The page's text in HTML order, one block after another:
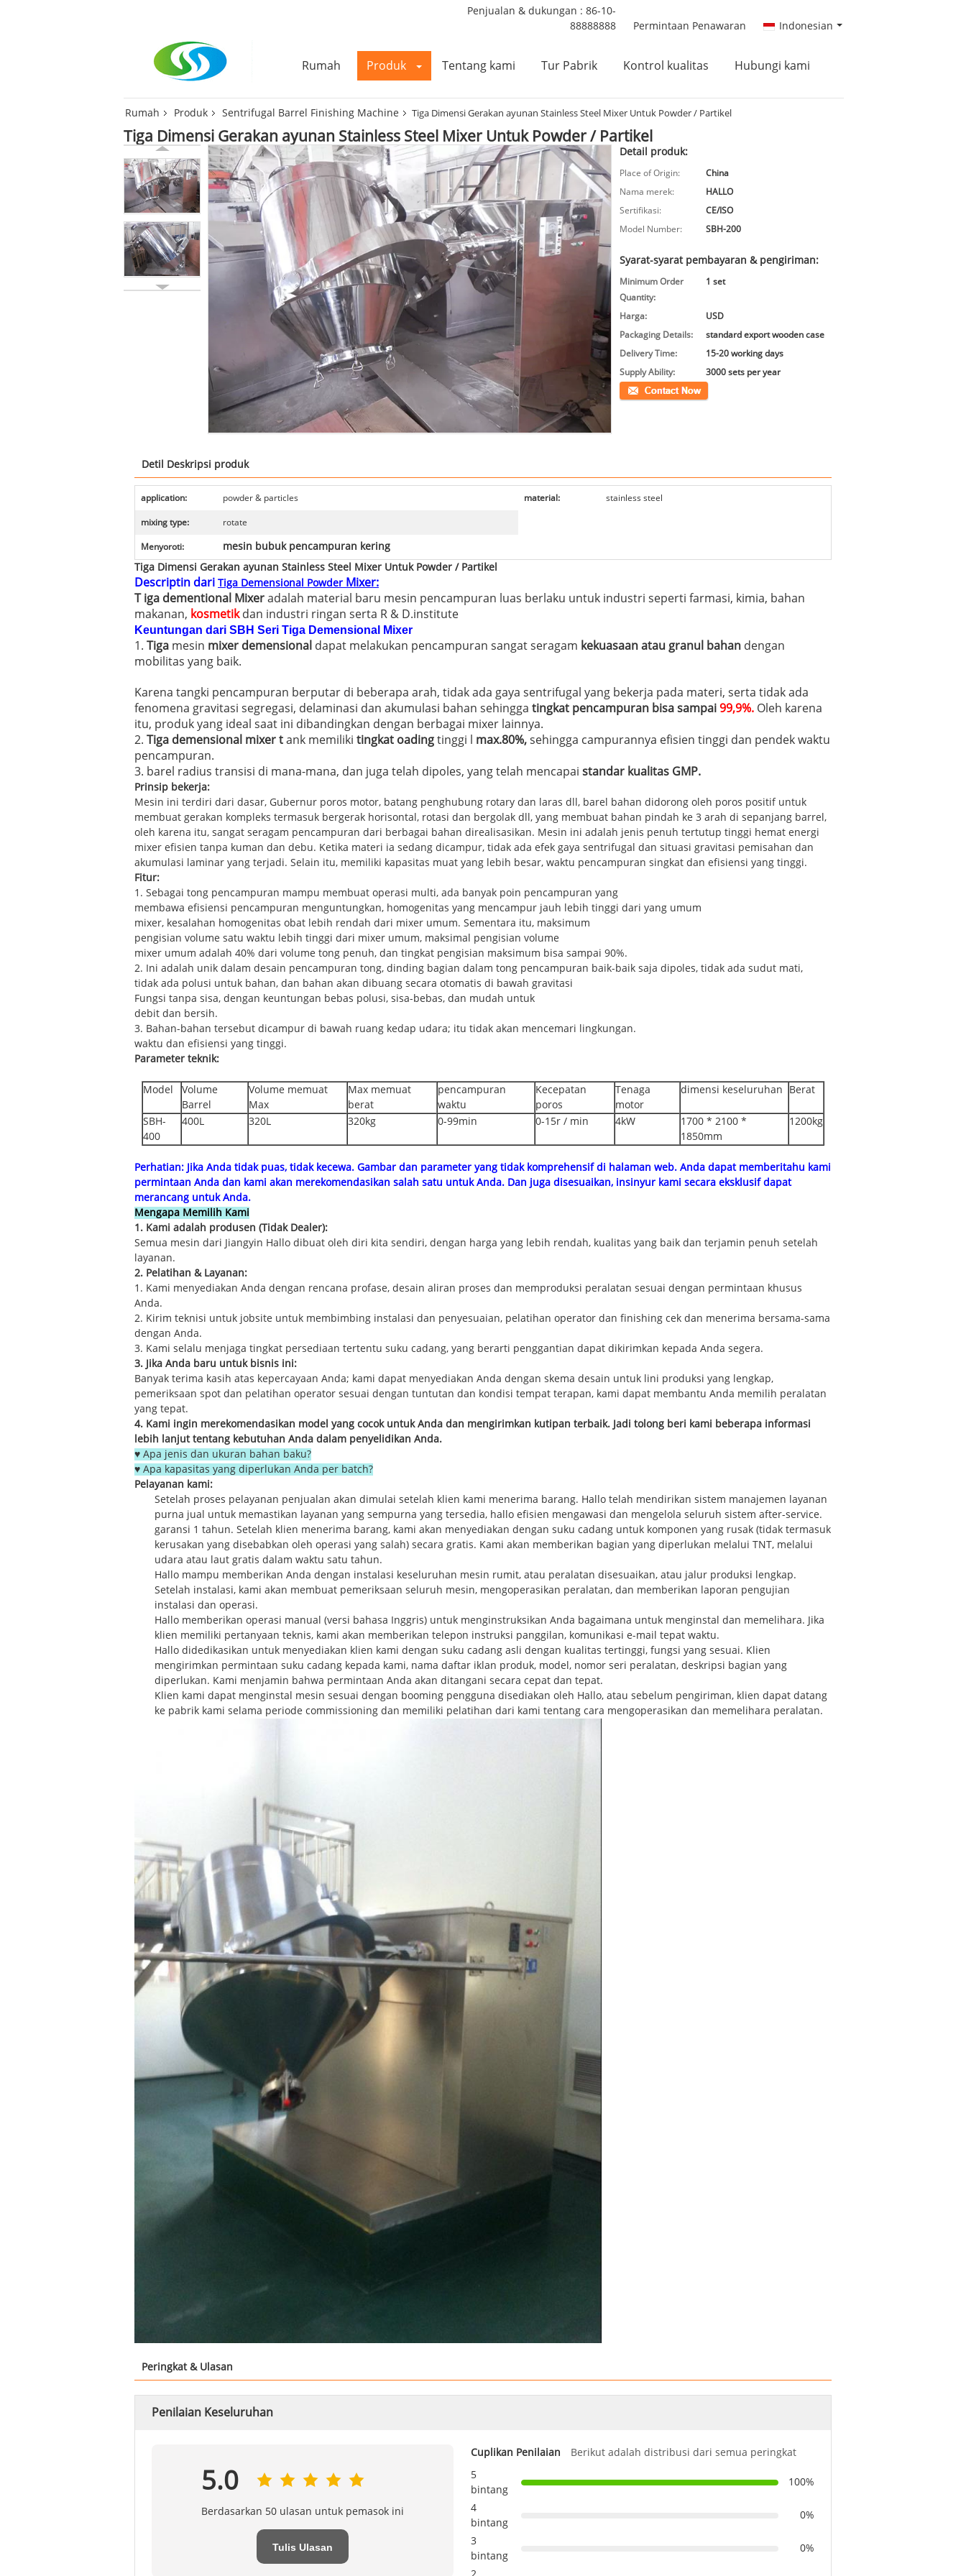
Penjualan & dukungan : 86-10-
88888888
Permintaan Penawaran Indonesian
Rumah Produk Tentang kami Tur Pabrik Kontrol kualitas Hubungi kami
Rumah Produk Sentrifugal Barrel Finishing Machine Tiga Dimensi Gerakan ayunan Stainless Steel Mixer Untuk Powder / Partikel
Tiga Dimensi Gerakan ayunan Stainless Steel Mixer Untuk Powder / Partikel
Detail produk:
Place of Origin:
China
Nama merek:
HALLO
Sertifikasi:
CE/ISO
Model Number:
SBH-200
Syarat-syarat pembayaran & pengiriman:
Minimum Order
Quantity:
1 set
Harga:
USD
Packaging Details:
standard export wooden case
Delivery Time:
15-20 working days
Supply Ability:
3000 sets per year
Kontak
Detil Deskripsi produk
application: powder & particles material: stainless steel
mixing type: rotate
Menyoroti:
mesin bubuk pencampuran kering
Tiga Dimensi Gerakan ayunan Stainless Steel Mixer Untuk Powder / Partikel
Descriptin dari Tiga Demensional Powder Mixer:
T iga dementional Mixer adalah material baru mesin pencampuran luas berlaku untuk industri seperti farmasi, kimia, bahan
makanan, kosmetikdan industri ringan serta R & D.institute
Keuntungan dari SBH Seri Tiga Demensional Mixer
1. Tiga mesin mixer demensional dapat melakukan pencampuran sangat seragam kekuasaan atau granul bahan dengan
mobilitas yang baik.
Karena tangki pencampuran berputar di beberapa arah, tidak ada gaya sentrifugal yang bekerja pada materi, serta tidak ada
fenomena gravitasi segregasi, delaminasi dan akumulasi bahan sehingga tingkat pencampuran bisa sampai 99,9%. Oleh karena
itu, produk yang ideal saat ini dibandingkan dengan berbagai mixer lainnya.
2. Tiga demensional mixer t ank memiliki tingkat oading tinggi l max.80%, sehingga campurannya efisien tinggi dan pendek waktu
pencampuran.
3. barel radius transisi di mana-mana, dan juga telah dipoles, yang telah mencapai standar kualitas GMP.
Prinsip bekerja:
Mesin ini terdiri dari dasar, Gubernur poros motor, batang penghubung rotary dan laras dll, barel bahan didorong oleh poros positif untuk
membuat gerakan kompleks termasuk bergerak horisontal, rotasi dan bergolak dll, yang membuat bahan pindah ke 3 arah di sepanjang barrel,
oleh karena itu, sangat seragam pencampuran dari berbagai bahan direalisasikan. Mesin ini adalah jenis penuh tertutup tinggi hemat energi
mixer efisien tanpa kuman dan debu. Ketika materi ia sedang dicampur, tidak ada efek gaya sentrifugal dan situasi gravitasi pemisahan dan
akumulasi laminar yang terjadi. Selain itu, memiliki kapasitas muat yang lebih besar, waktu pencampuran singkat dan efisiensi yang tinggi.
Fitur:
1. Sebagai tong pencampuran mampu membuat operasi multi, ada banyak poin pencampuran yang
membawa efisiensi pencampuran menguntungkan, homogenitas yang mencampur jauh lebih tinggi dari yang umum
mixer, kesalahan homogenitas obat lebih rendah dari mixer umum. Sementara itu, maksimum
pengisian volume satu waktu lebih tinggi dari mixer umum, maksimal pengisian volume
mixer umum adalah 40% dari volume tong penuh, dan tingkat pengisian maksimum bisa sampai 90%.
2. Ini adalah unik dalam desain pencampuran tong, dinding bagian dalam tong pencampuran baik-baik saja dipoles, tidak ada sudut mati,
tidak ada polusi untuk bahan, dan bahan akan dibuang secara otomatis di bawah gravitasi
Fungsi tanpa sisa, dengan keuntungan bebas polusi, sisa-bebas, dan mudah untuk
debit dan bersih.
3. Bahan-bahan tersebut dicampur di bawah ruang kedap udara; itu tidak akan mencemari lingkungan.
waktu dan efisiensi yang tinggi.
Parameter teknik:
Model
Volume
Barrel
Volume memuat
Max
Max memuat
berat
pencampuran
waktu
Kecepatan
poros
Tenaga
motor
dimensi keseluruhan Berat
SBH-
400
400L 320L 320kg 0-99min 0-15r / min 4kW
1700 * 2100 *
1850mm
1200kg
Perhatian: Jika Anda tidak puas, tidak kecewa. Gambar dan parameter yang tidak komprehensif di halaman web. Anda dapat memberitahu kami
permintaan Anda dan kami akan merekomendasikan salah satu untuk Anda. Dan juga disesuaikan, insinyur kami secara eksklusif dapat
merancang untuk Anda.
Mengapa Memilih Kami
1. Kami adalah produsen (Tidak Dealer):
Semua mesin dari Jiangyin Hallo dibuat oleh diri kita sendiri, dengan harga yang lebih rendah, kualitas yang baik dan terjamin penuh setelah
layanan.
2. Pelatihan & Layanan:
1. Kami menyediakan Anda dengan rencana profase, desain aliran proses dan memproduksi peralatan sesuai dengan permintaan khusus
Anda.
2. Kirim teknisi untuk jobsite untuk membimbing instalasi dan penyesuaian, pelatihan operator dan finishing cek dan menerima bersama-sama
dengan Anda.
3. Kami selalu menjaga tingkat persediaan tertentu suku cadang, yang berarti penggantian dapat dikirimkan kepada Anda segera.
3. Jika Anda baru untuk bisnis ini:
Banyak terima kasih atas kepercayaan Anda; kami dapat menyediakan Anda dengan skema desain untuk lini produksi yang lengkap,
pemeriksaan spot dan pelatihan operator sesuai dengan tuntutan dan kondisi tempat terapan, kami dapat membantu Anda memilih peralatan
yang tepat.
4. Kami ingin merekomendasikan model yang cocok untuk Anda dan mengirimkan kutipan terbaik. Jadi tolong beri kami beberapa informasi
lebih lanjut tentang kebutuhan Anda dalam penyelidikan Anda.
♥ Apa jenis dan ukuran bahan baku?
♥ Apa kapasitas yang diperlukan Anda per batch?
Pelayanan kami:
Setelah proses pelayanan penjualan akan dimulai setelah klien kami menerima barang. Hallo telah mendirikan sistem manajemen layanan
purna jual untuk memastikan layanan yang sempurna yang tersedia, hallo efisien mengawasi dan mengelola seluruh sistem after-service.
garansi 1 tahun. Setelah klien menerima barang, kami akan menyediakan dengan suku cadang untuk komponen yang rusak (tidak termasuk
kerusakan yang disebabkan oleh operasi yang salah) secara gratis. Kami akan memberikan bagian yang diperlukan melalui TNT, melalui
udara atau laut gratis dalam waktu satu tahun.
Hallo mampu memberikan Anda dengan instalasi keseluruhan mesin rumit, atau peralatan disesuaikan, atau jalur produksi lengkap.
Setelah instalasi, kami akan membuat pemeriksaan seluruh mesin, mengoperasikan peralatan, dan memberikan laporan pengujian
instalasi dan operasi.
Hallo memberikan operasi manual (versi bahasa Inggris) untuk menginstruksikan Anda bagaimana untuk menginstal dan memelihara. Jika
klien memiliki pertanyaan teknis, kami akan memberikan telepon instruksi panggilan, komunikasi e-mail tepat waktu.
Hallo didedikasikan untuk menyediakan klien kami dengan suku cadang asli dengan kualitas tertinggi, fungsi yang sesuai. Klien
mengirimkan permintaan suku cadang kepada kami, nama daftar iklan produk, model, nomor seri peralatan, deskripsi bagian yang
diperlukan. Kami menjamin bahwa permintaan Anda akan ditangani secara cepat dan tepat.
Klien kami dapat menginstal mesin sesuai dengan booming pengguna disediakan oleh Hallo, atau sebelum pengiriman, klien dapat datang
ke pabrik kami selama periode commissioning dan memiliki pelatihan dari kami tentang cara mengoperasikan dan memelihara peralatan.
Peringkat & Ulasan
Penilaian Keseluruhan
5.0
Berdasarkan 50 ulasan untuk pemasok ini
Tulis Ulasan
Cuplikan Penilaian
Berikut adalah distribusi dari semua peringkat
5
bintang
100%
4
bintang
0%
3
bintang
0%